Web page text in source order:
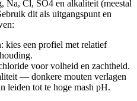
Na, Cl, SO4 en alkaliteit (meestal
dit als uitgangspunt en
kies een profiel met relatief
voor volheid en zachtheid.
— donkere mouten verlagen
leiden tot te hoge mash pH.